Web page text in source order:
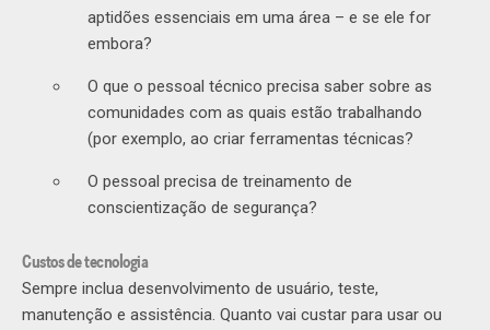
aptidões essenciais em uma área – e se ele for
embora?
O que o pessoal técnico precisa saber sobre as
comunidades com as quais estão trabalhando
(por exemplo, ao criar ferramentas técnicas?
O pessoal precisa de treinamento de
conscientização de segurança?
Custos de tecnologia
Sempre inclua desenvolvimento de usuário, teste,
manutenção e assistência. Quanto vai custar para usar ou